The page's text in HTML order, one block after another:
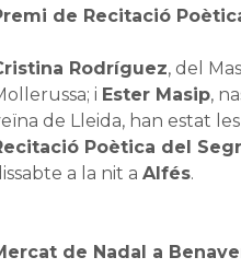
de Recitació
Rodríguez, del
i Ester Masip,
de Lleida, han estat
Poètica del
a la nit a Alfés.
de Nadal a